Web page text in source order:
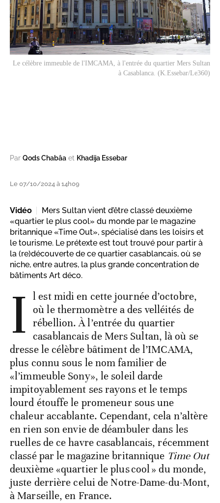
Le célèbre immeuble de l'IMCAMA, à l'entrée du quartier Mers Sultan
à Casablanca. (K.Essebar/Le360)
Par Qods Chabâa et Khadija Essebar
Le 07/10/2024 à 14h09
Vidéo
Mers Sultan vient d’être classé deuxième
«quartier le plus cool» du monde par le magazine
britannique «Time Out», spécialisé dans les loisirs et
le tourisme. Le prétexte est tout trouvé pour partir à
la (re)découverte de ce quartier casablancais, où se
niche, entre autres, la plus grande concentration de
bâtiments Art déco.
I l est midi en cette journée d’octobre,
où le thermomètre a des velléités de
rébellion. À l’entrée du quartier
casablancais de Mers Sultan, là où se
dresse le célèbre bâtiment de l’IMCAMA,
plus connu sous le nom familier de
«l’immeuble Sony», le soleil darde
impitoyablement ses rayons et le temps
lourd étouffe le promeneur sous une
chaleur accablante. Cependant, cela n’altère
en rien son envie de déambuler dans les
ruelles de ce havre casablancais, récemment
classé par le magazine britannique Time Out
deuxième «quartier le plus cool » du monde,
juste derrière celui de Notre-Dame-du-Mont,
à Marseille, en France.